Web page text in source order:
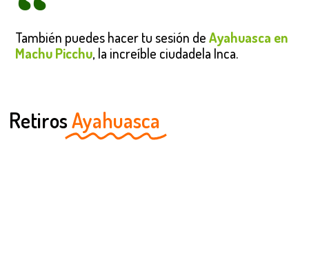
También puedes hacer tu sesión deAyahuasca en
Machu Picchu, la increíble ciudadela Inca.
RetirosAyahuasca